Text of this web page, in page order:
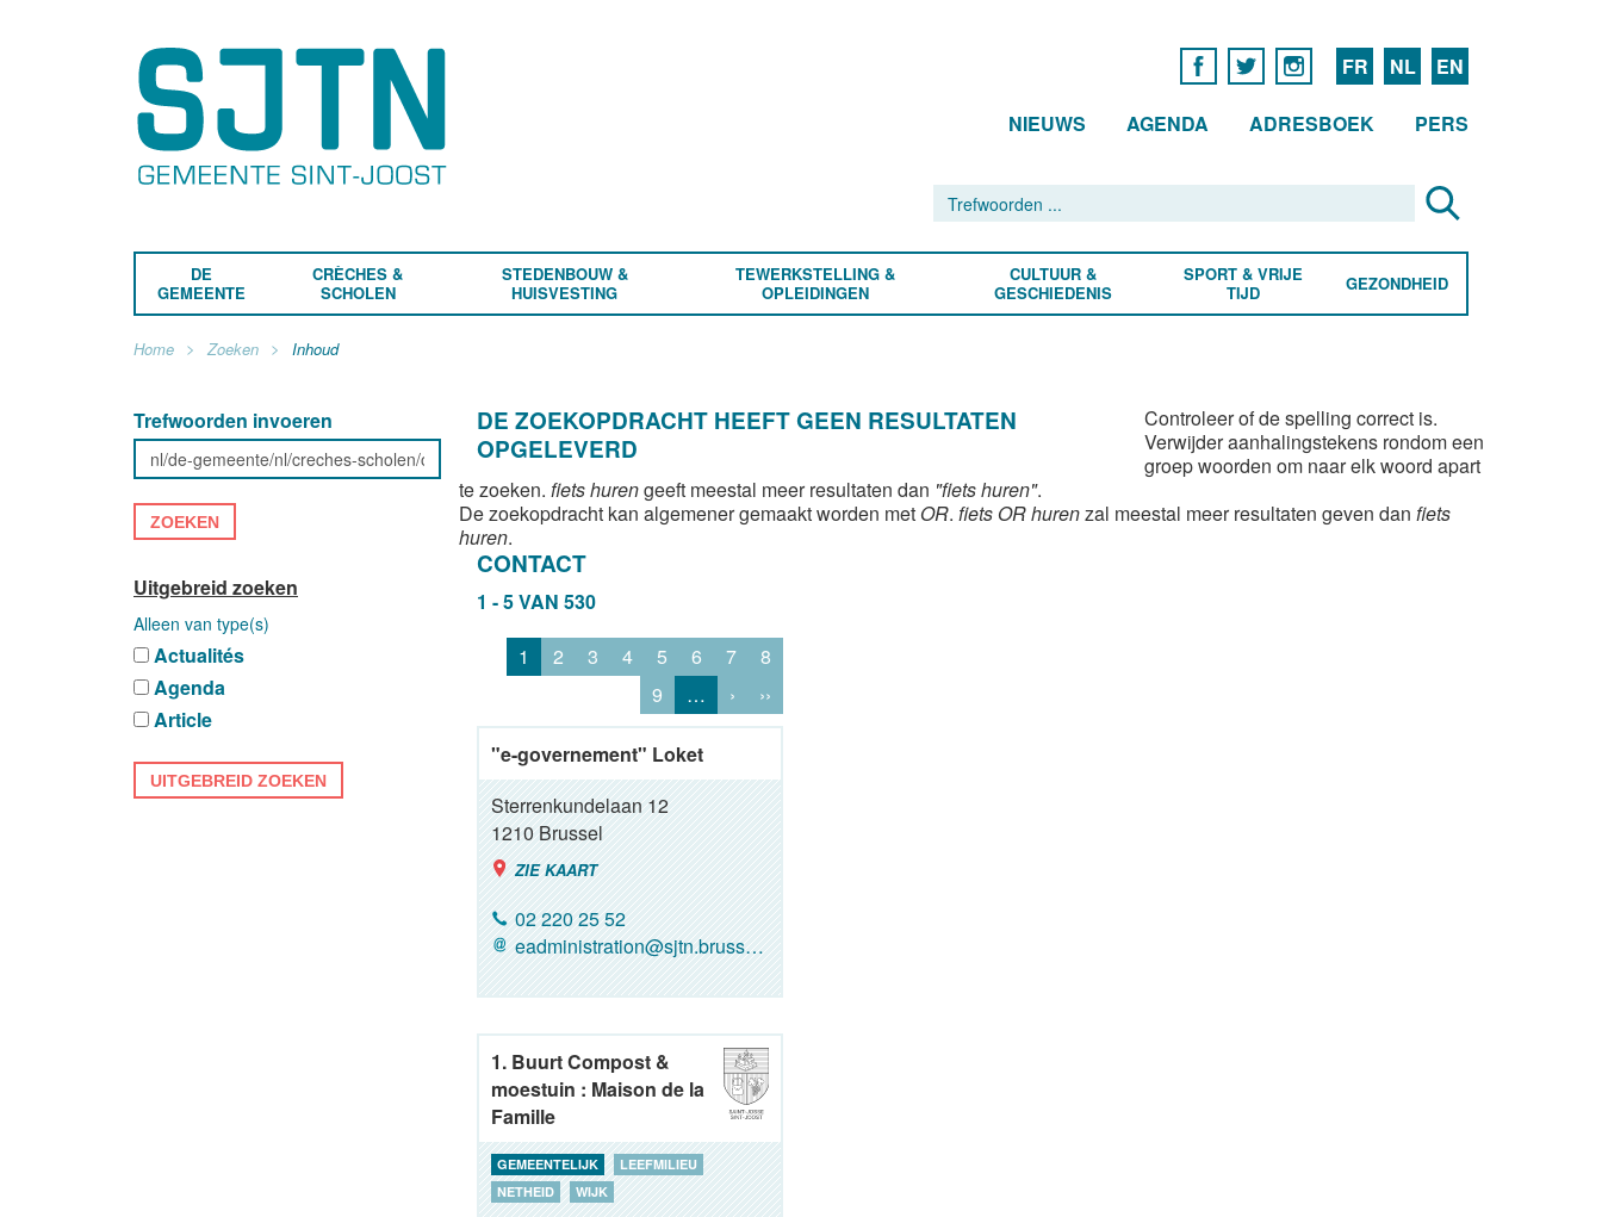
FR NL EN
NIEUWS AGENDA ADRESBOEK PERS
DE
GEMEENTE
CRÈCHES &
SCHOLEN
STEDENBOUW &
HUISVESTING
TEWERKSTELLING &
OPLEIDINGEN
CULTUUR &
GESCHIEDENIS
SPORT & VRIJE
TIJD
GEZONDHEID
Home Zoeken Inhoud
Trefwoorden invoeren
ZOEKEN
Uitgebreid zoeken
Alleen van type(s)
Actualités
Agenda
Article
UITGEBREID ZOEKEN
DE ZOEKOPDRACHT HEEFT GEEN RESULTATEN
OPGELEVERD
Controleer of de spelling correct is.
Verwijder aanhalingstekens rondom een
groep woorden om naar elk woord apart
te zoeken. fiets hurengeeft meestal meer resultaten dan "fiets huren".
De zoekopdracht kan algemener gemaakt worden met OR. fiets OR hurenzal meestal meer resultaten geven dan fiets
huren.
CONTACT
1 - 5 VAN 530
1
2 3 4 5 6 7
8
9
… › ››
"e-governement" Loket
Sterrenkundelaan 12
1210Brussel
ZIE KAART
02 220 25 52
eadministration@sjtn.brussels
1. Buurt Compost &
moestuin : Maison de la
Famille
GEMEENTELIJK
LEEFMILIEU
NETHEID
WIJK